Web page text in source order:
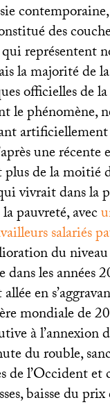
des
représentent
la majorité de
officielles de
le phénomène,
une récente
de la moitié
vivrait dans la
pauvreté, avec
salariés
du
dans les années
en
mondiale de
à l’annexion
du rouble,
de l’Occident et
baisse du